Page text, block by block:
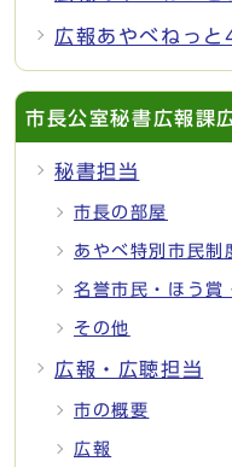
広報あやべねっ
市長公室秘書広報課
秘書担当
市長の部屋
あやべ特別市民制
名誉市民・ほう賞
その他
広報・広聴担当
市の概要
広報